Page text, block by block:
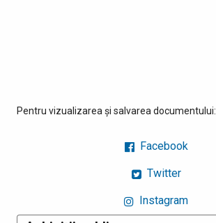
Pentru vizualizarea și salvarea documentului:
Facebook
Twitter
Instagram